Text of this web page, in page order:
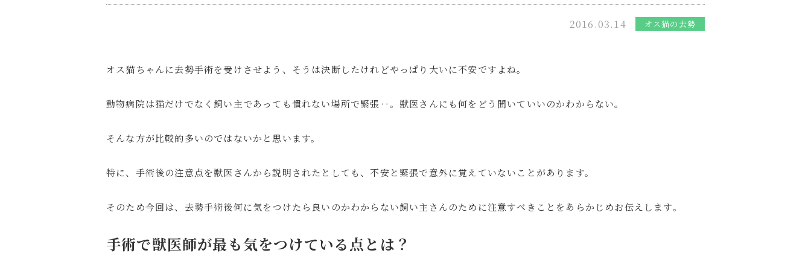
2016.03.14 オス猫の去勢
オス猫ちゃんに去勢手術を受けさせよう、そうは決断したけれどやっぱり大いに不安ですよね。
動物病院は猫だけでなく飼い主であっても慣れない場所で緊張‥。獣医さんにも何をどう聞いていいのかわからない。
そんな方が比較的多いのではないかと思います。
特に、手術後の注意点を獣医さんから説明されたとしても、不安と緊張で意外に覚えていないことがあります。
そのため今回は、去勢手術後何に気をつけたら良いのかわからない飼い主さんのために注意すべきことをあらかじめお伝えします。
手術で獣医師が最も気をつけている点とは？